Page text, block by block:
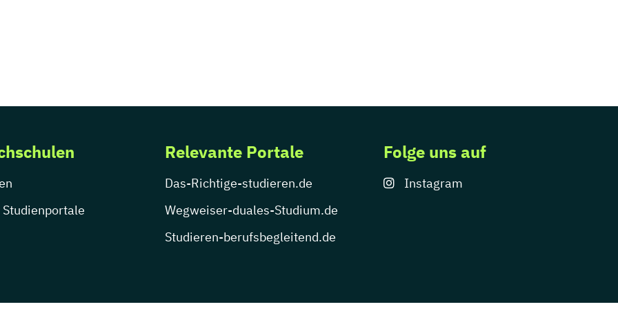
Relevante Portale
Das-Richtige-studieren.de
Wegweiser-duales-Studium.de
Studieren-berufsbegleitend.de
Folge uns auf
Instagram